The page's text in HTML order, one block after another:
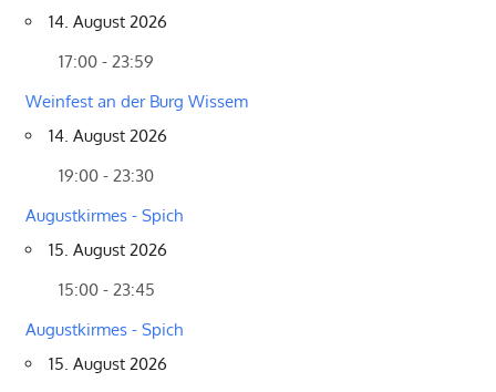
14. August 2026
17:00 - 23:59
Weinfest an der Burg Wissem
14. August 2026
19:00 - 23:30
Augustkirmes - Spich
15. August 2026
15:00 - 23:45
Augustkirmes - Spich
15. August 2026